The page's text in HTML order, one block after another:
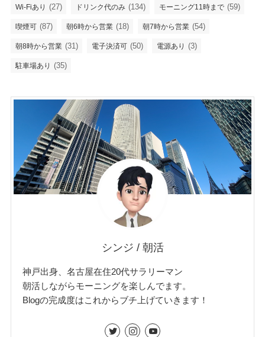
Wi-Fiあり (27) ドリンク代のみ (134) モーニング11時まで (59)
喫煙可 (87) 朝6時から営業 (18) 朝7時から営業 (54)
朝8時から営業 (31) 電子決済可 (50) 電源あり (3)
駐車場あり (35)
シンジ / 朝活
神戸出身、名古屋在住20代サラリーマン
朝活しながらモーニングを楽しんでます。
Blogの完成度はこれからブチ上げていきます！